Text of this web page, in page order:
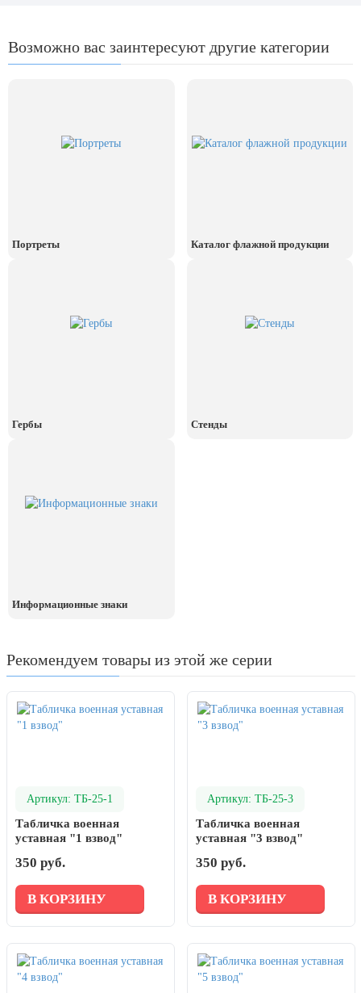
Возможно вас заинтересуют другие категории
Портреты Каталог флажной продукции
Гербы Стенды
Информационные знаки
Рекомендуем товары из этой же серии
Артикул: ТБ-25-1
Табличка военная
уставная "1 взвод"
350 руб.
В КОРЗИНУ
Артикул: ТБ-25-3
Табличка военная
уставная "3 взвод"
350 руб.
В КОРЗИНУ